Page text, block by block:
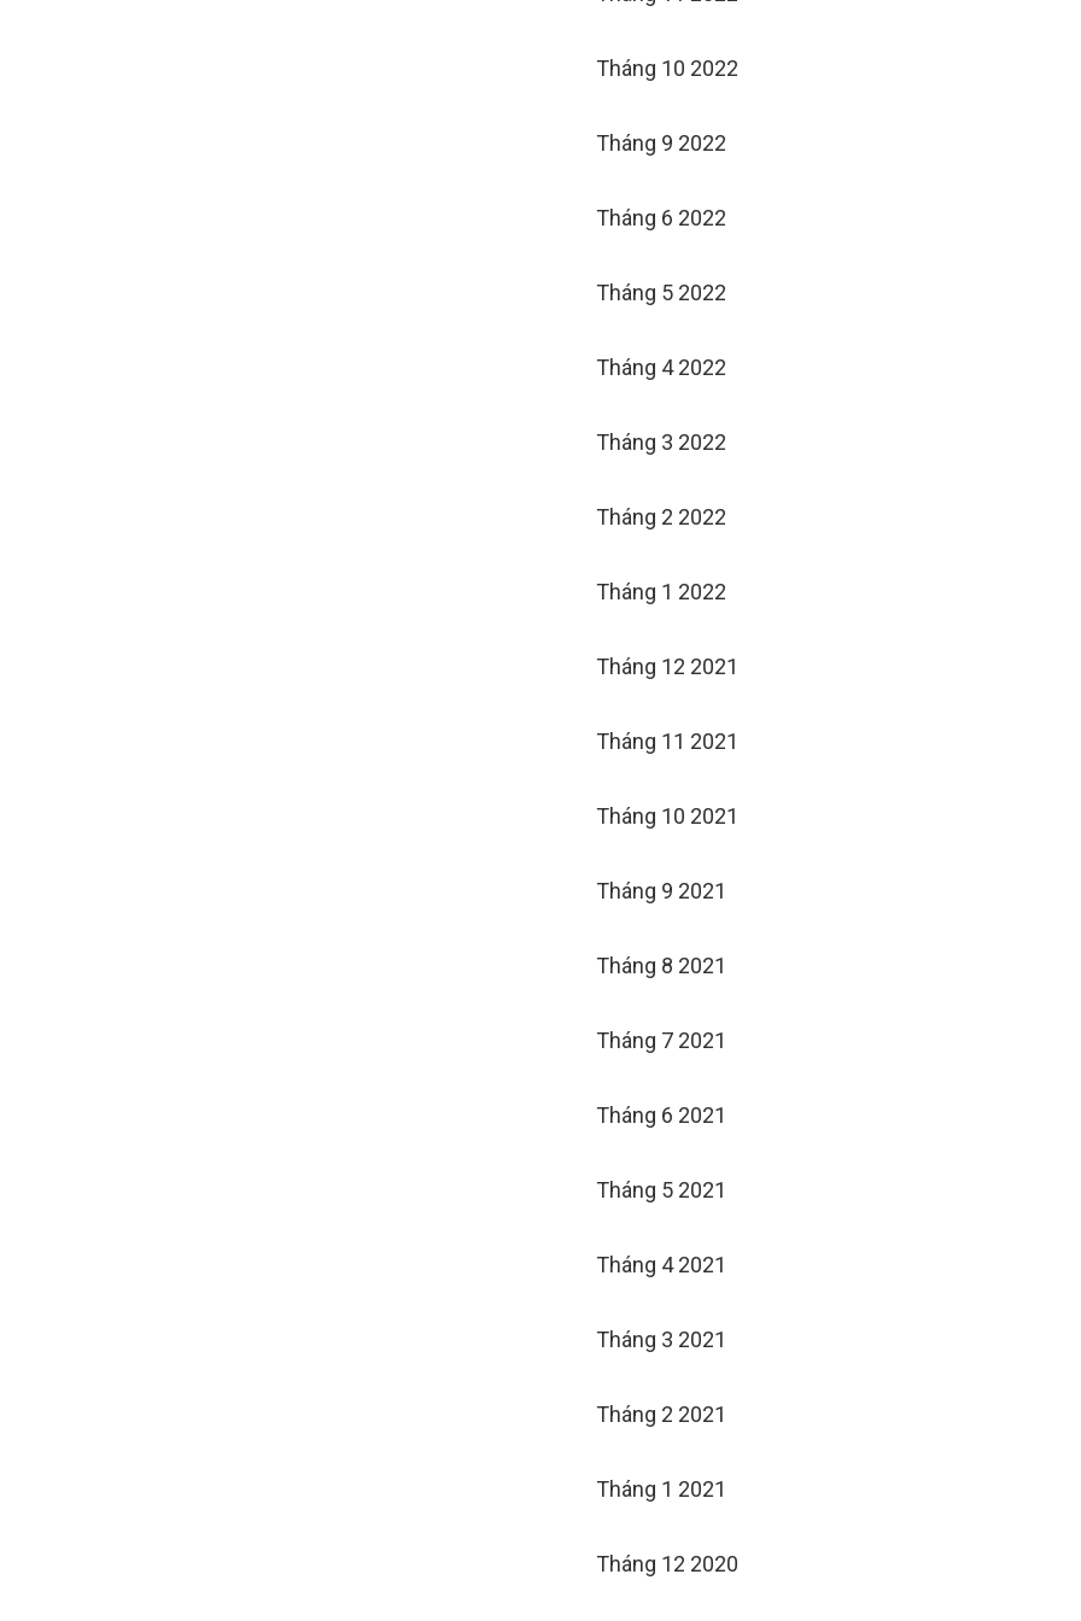
Tháng 10 2022
Tháng 9 2022
Tháng 6 2022
Tháng 5 2022
Tháng 4 2022
Tháng 3 2022
Tháng 2 2022
Tháng 1 2022
Tháng 12 2021
Tháng 11 2021
Tháng 10 2021
Tháng 9 2021
Tháng 8 2021
Tháng 7 2021
Tháng 6 2021
Tháng 5 2021
Tháng 4 2021
Tháng 3 2021
Tháng 2 2021
Tháng 1 2021
Tháng 12 2020